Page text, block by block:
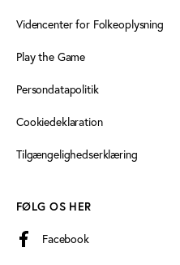
Videncenter for Folkeoplysning
Play the Game
Persondatapolitik
Cookiedeklaration
Tilgængelighedserklæring
FØLG OS HER
Facebook